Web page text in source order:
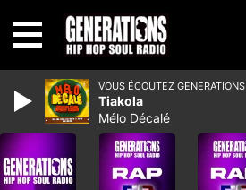
VOUS ÉCOUTEZ GENERATIONS
Tiakola
Mélo Décalé